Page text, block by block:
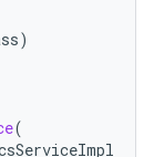
)
(